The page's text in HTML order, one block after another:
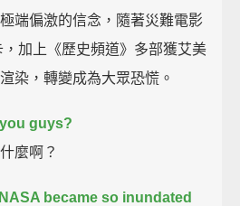
端偏激的信念，隨著災難電影
，加上《歷史頻道》多部獲艾美
染，轉變成為大眾恐慌。
guys?
麼啊？
became so inundated